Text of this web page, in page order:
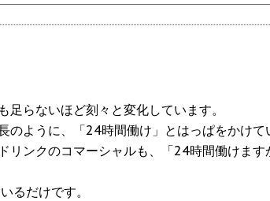
らないほど刻々と変化しています。
のように、「24時間働け」とはっぱをかけて
リンクのコマーシャルも、「24時間働けま
るだけです。